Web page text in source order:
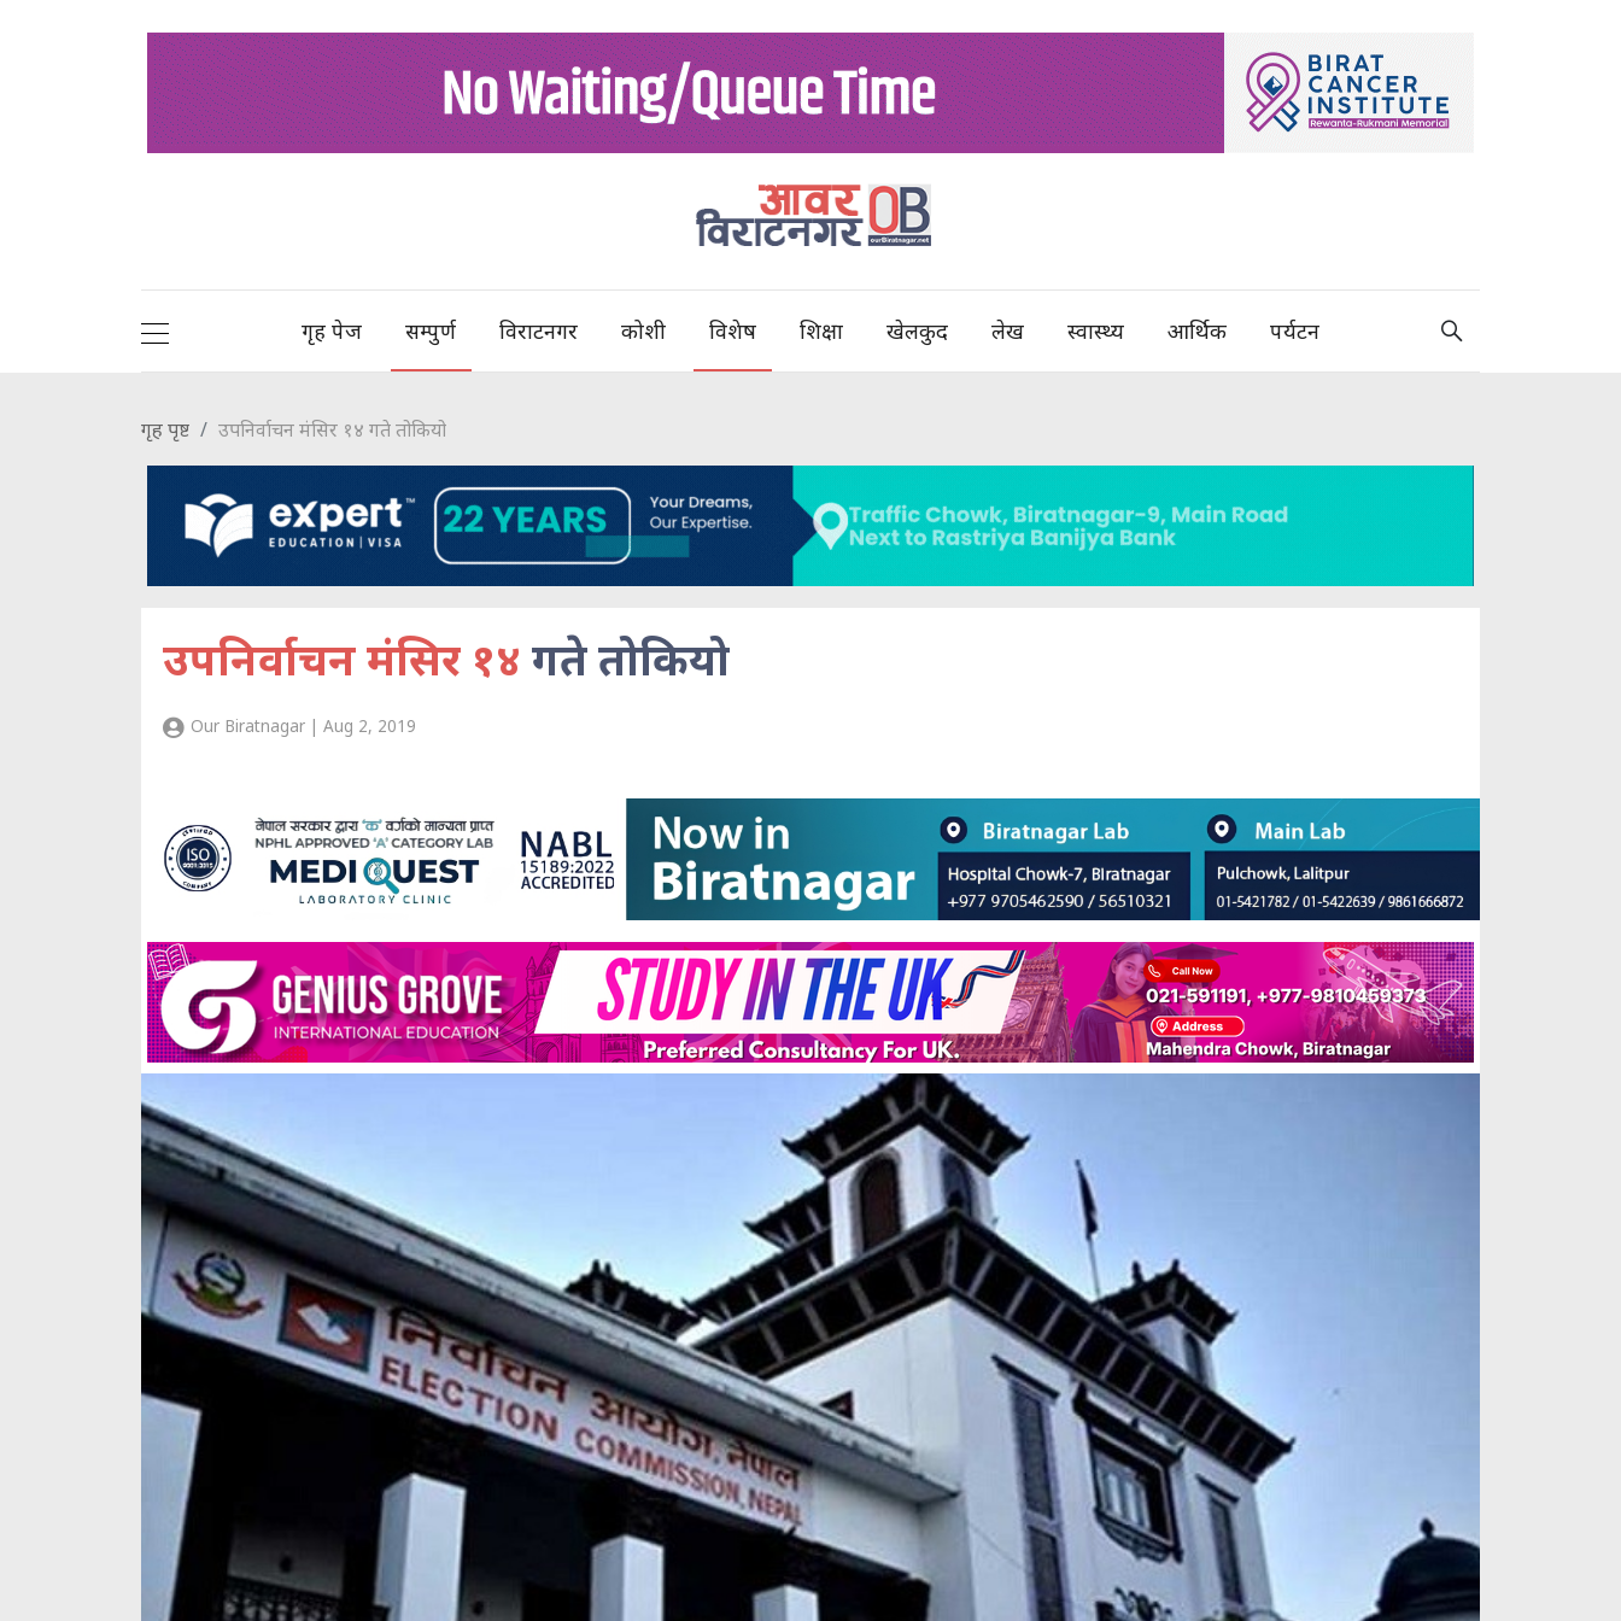
गृह पेज सम्पुर्ण विराटनगर कोशी विशेष शिक्षा खेलकुद लेख स्वास्थ्य आर्थिक पर्यटन
गृह पृष्ट उपनिर्वाचन मंसिर १४ गते तोकियो
उपनिर्वाचन मंसिर १४ गते तोकियो
Our Biratnagar | Aug 2, 2019